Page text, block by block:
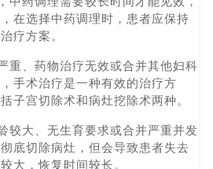
在选择中药调理时，患者应保持
疗方案。
重、药物治疗无效或合并其他妇科
手术治疗是一种有效的治疗方
子宫切除术和病灶挖除术两种。
较大、无生育要求或合并严重并发
底切除病灶，但会导致患者失去
大，恢复时间较长。